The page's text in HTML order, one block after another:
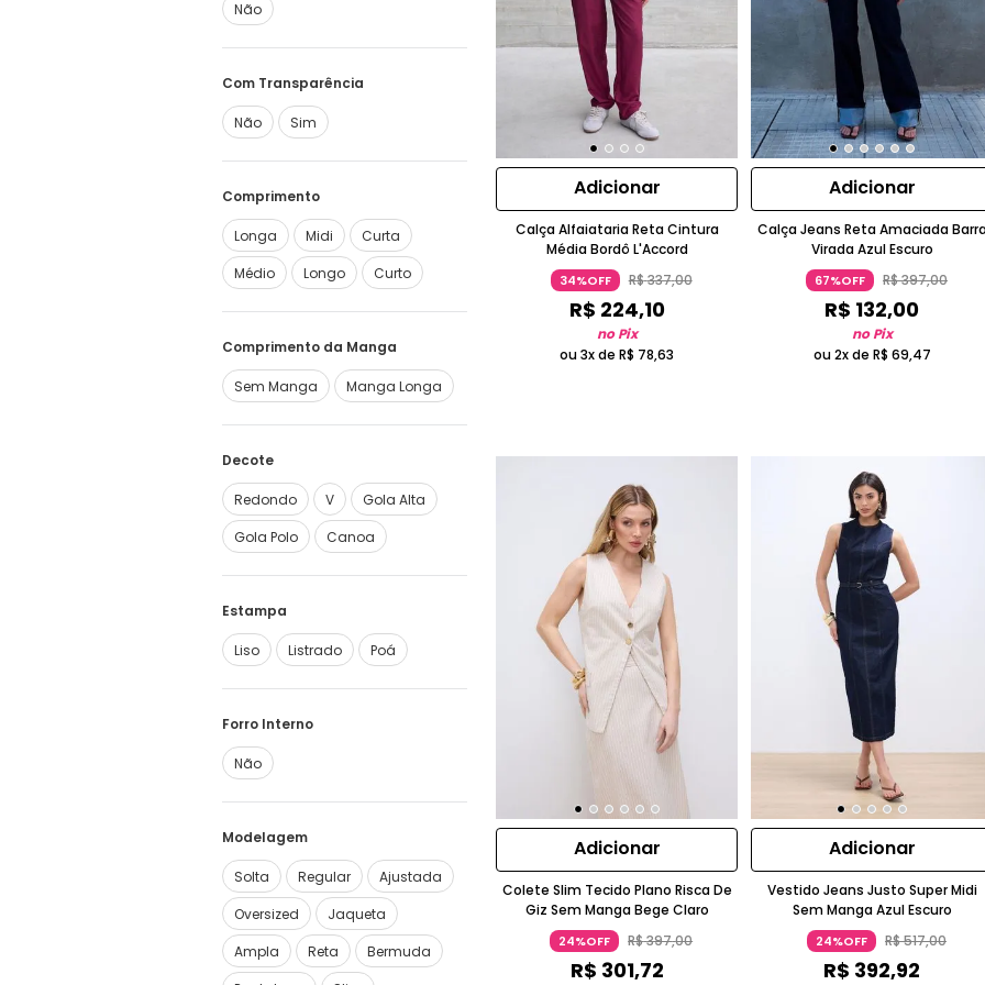
Não
Com Transparência
Não Sim
Comprimento
Longa Midi
Curta
Médio
Longo Curto
Comprimento da Manga
Sem Manga Manga Longa
Decote
Redondo V
Gola Alta
Gola Polo
Canoa
Estampa
Liso Listrado Poá
Forro Interno
Não
Modelagem
Solta Regular
Ajustada
Oversized
Jaqueta
Ampla
Reta
Bermuda
Adicionar
Calça Alfaiataria Reta Cintura
Média Bordô L'Accord
34%OFF R$337,00
R$ 224,10
no Pix
ou 3x deR$ 78,63
Adicionar
Calça Jeans Reta Amaciada
Virada Azul Escuro
67%OFF R$397,00
R$ 132,00
no Pix
ou 2x de R$ 69,47
Adicionar
Colete Slim Tecido Plano Risca De
Giz Sem Manga Bege Claro
24%OFF R$397,00
R$ 301,72
Adicionar
Vestido Jeans Justo Super Midi
Sem Manga Azul Escuro
24%OFF R$517,00
R$ 392,92